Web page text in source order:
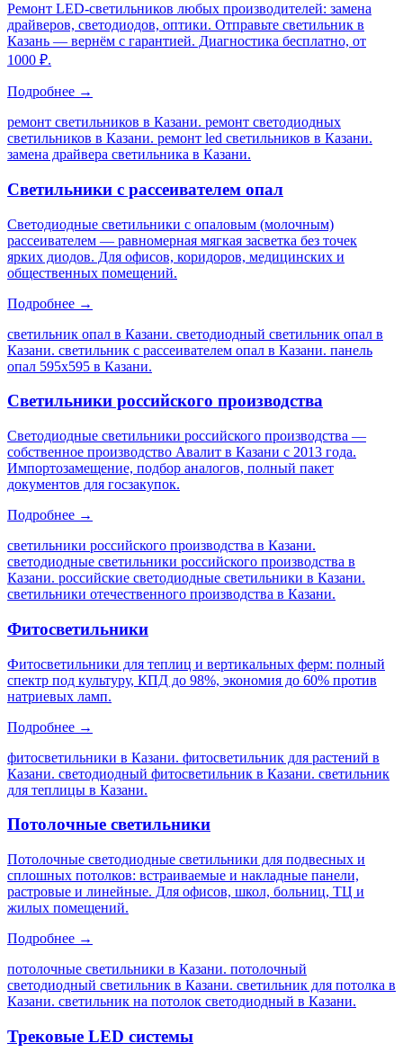
Ремонт LED-светильников любых производителей: замена
драйверов, светодиодов, оптики. Отправьте светильник в
Казань — вернём с гарантией. Диагностика бесплатно, от
1000 ₽.
Подробнее →
ремонт светильников в Казани. ремонт светодиодных
светильников в Казани. ремонт led светильников в Казани.
замена драйвера светильника в Казани.
Светильники с рассеивателем опал
Светодиодные светильники с опаловым (молочным)
рассеивателем — равномерная мягкая засветка без точек
ярких диодов. Для офисов, коридоров, медицинских и
общественных помещений.
Подробнее →
светильник опал в Казани. светодиодный светильник опал в
Казани. светильник с рассеивателем опал в Казани. панель
опал 595х595 в Казани.
Светильники российского производства
Светодиодные светильники российского производства —
собственное производство Авалит в Казани с 2013 года.
Импортозамещение, подбор аналогов, полный пакет
документов для госзакупок.
Подробнее →
светильники российского производства в Казани.
светодиодные светильники российского производства в
Казани. российские светодиодные светильники в Казани.
светильники отечественного производства в Казани.
Фитосветильники
Фитосветильники для теплиц и вертикальных ферм: полный
спектр под культуру, КПД до 98%, экономия до 60% против
натриевых ламп.
Подробнее →
фитосветильники в Казани. фитосветильник для растений в
Казани. светодиодный фитосветильник в Казани. светильник
для теплицы в Казани.
Потолочные светильники
Потолочные светодиодные светильники для подвесных и
сплошных потолков: встраиваемые и накладные панели,
растровые и линейные. Для офисов, школ, больниц, ТЦ и
жилых помещений.
Подробнее →
потолочные светильники в Казани. потолочный
светодиодный светильник в Казани. светильник для потолка в
Казани. светильник на потолок светодиодный в Казани.
Трековые LED системы